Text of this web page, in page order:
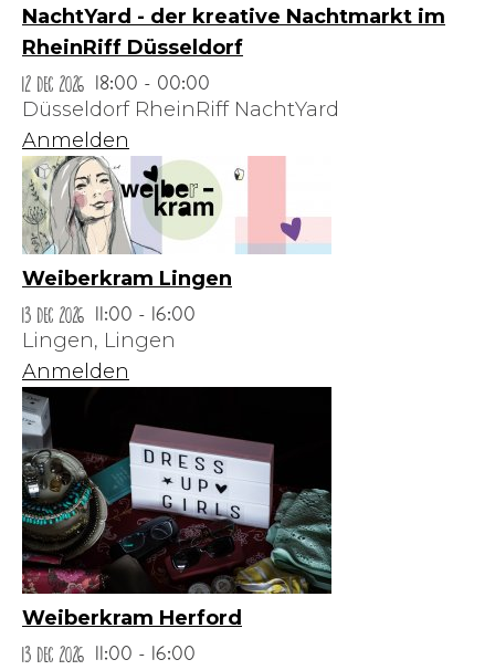
NachtYard - der kreative Nachtmarkt im
RheinRiff Düsseldorf
12 Dec 2026
18:00 - 00:00
Düsseldorf RheinRiff NachtYard
Anmelden
Weiberkram Lingen
13 Dec 2026
11:00 - 16:00
Lingen, Lingen
Anmelden
Weiberkram Herford
13 Dec 2026
11:00 - 16:00